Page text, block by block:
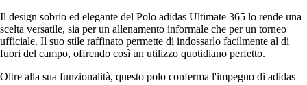
Il design sobrio ed elegante del Polo adidas Ultimate 365 lo rende una
scelta versatile, sia per un allenamento informale che per un torneo
ufficiale. Il suo stile raffinato permette di indossarlo facilmente al di
fuori del campo, offrendo così un utilizzo quotidiano perfetto.
Oltre alla sua funzionalità, questo polo conferma l'impegno di adidas